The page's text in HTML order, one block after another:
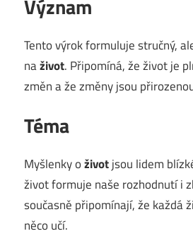
Význam
Tento výrok formuluje stručný,
naživot. Připomíná, že život je
změn a že změny jsou
Téma
Myšlenky oživotjsou lidem
život formuje naše rozhodnutí i
současně připomínají, že každá
něco učí.